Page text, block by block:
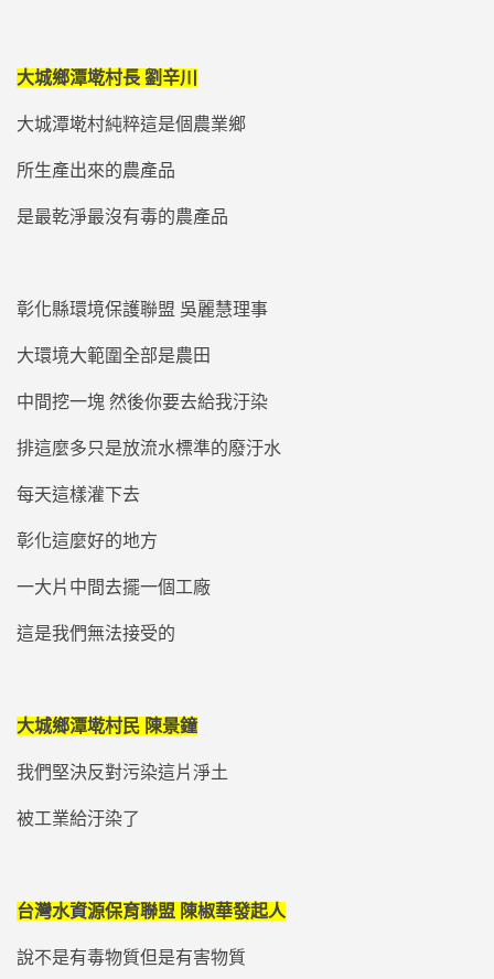
大城鄉潭墘村長 劉辛川
大城潭墘村純粹這是個農業鄉
所生產出來的農產品
是最乾淨最沒有毒的農產品
彰化縣環境保護聯盟 吳麗慧理事
大環境大範圍全部是農田
中間挖一塊 然後你要去給我汙染
排這麼多只是放流水標準的廢汙水
每天這樣灌下去
彰化這麼好的地方
一大片中間去擺一個工廠
這是我們無法接受的
大城鄉潭墘村民 陳景鐘
我們堅決反對污染這片淨土
被工業給汙染了
台灣水資源保育聯盟 陳椒華發起人
說不是有毒物質但是有害物質